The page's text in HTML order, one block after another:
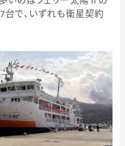
で、いずれも衛星契約